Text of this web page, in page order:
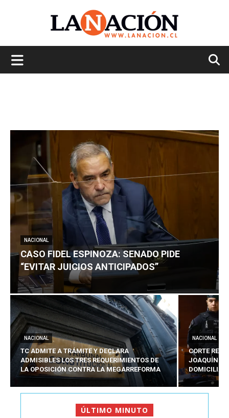
NACIONAL
CASO FIDEL ESPINOZA: SENADO PIDE
“EVITAR JUICIOS ANTICIPADOS”
NACIONAL
TC ADMITE A TRÁMITE Y DECLARA
ADMISIBLES LOS TRES REQUERIMIENTOS DE
LA OPOSICIÓN CONTRA LA MEGARREFORMA
NACIONAL
CORTE
JOAQUÍN
ÚLTIMO MINUTO